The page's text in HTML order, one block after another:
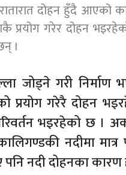
दोहन हुँदै आएको
प्रयोग गरेर दोहन
।
जोड्ने गरी
प्रयोग गरेरै दोहन
भइरहेको छ ।
नदीमा मात्र
नदी दोहनका